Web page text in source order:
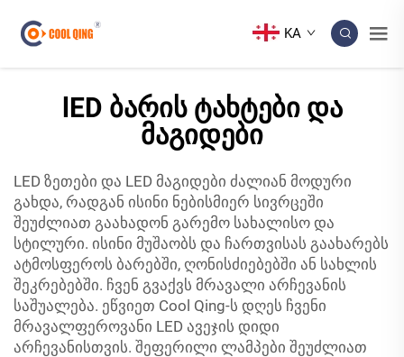
KA
lED ბარის ტახტები და
მაგიდები
LED ზეთები და LED მაგიდები ძალიან მოდური
გახდა, რადგან ისინი ნებისმიერ სივრცეში
შეუძლიათ გაახადონ გარემო სახალისო და
სტილური. ისინი მუშაობს და ჩართვისას გაახარებს
ატმოსფეროს ბარებში, ღონისძიებებში ან სახლის
შეკრებებში. ჩვენ გვაქვს მრავალი არჩევანის
საშუალება. ეწვიეთ Cool Qing-ს დღეს ჩვენი
მრავალფეროვანი LED ავეჯის დიდი
არჩევანისთვის. შეფერილი ლამპები შეუძლიათ